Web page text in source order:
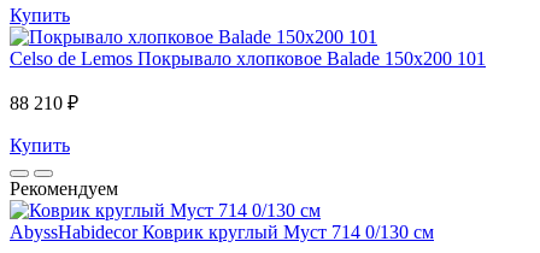
Купить
Celso de Lemos Покрывало хлопковое Balade 150x200 101
88 210 ₽
Купить
Рекомендуем
AbyssHabidecor Коврик круглый Муст 714 0/130 см